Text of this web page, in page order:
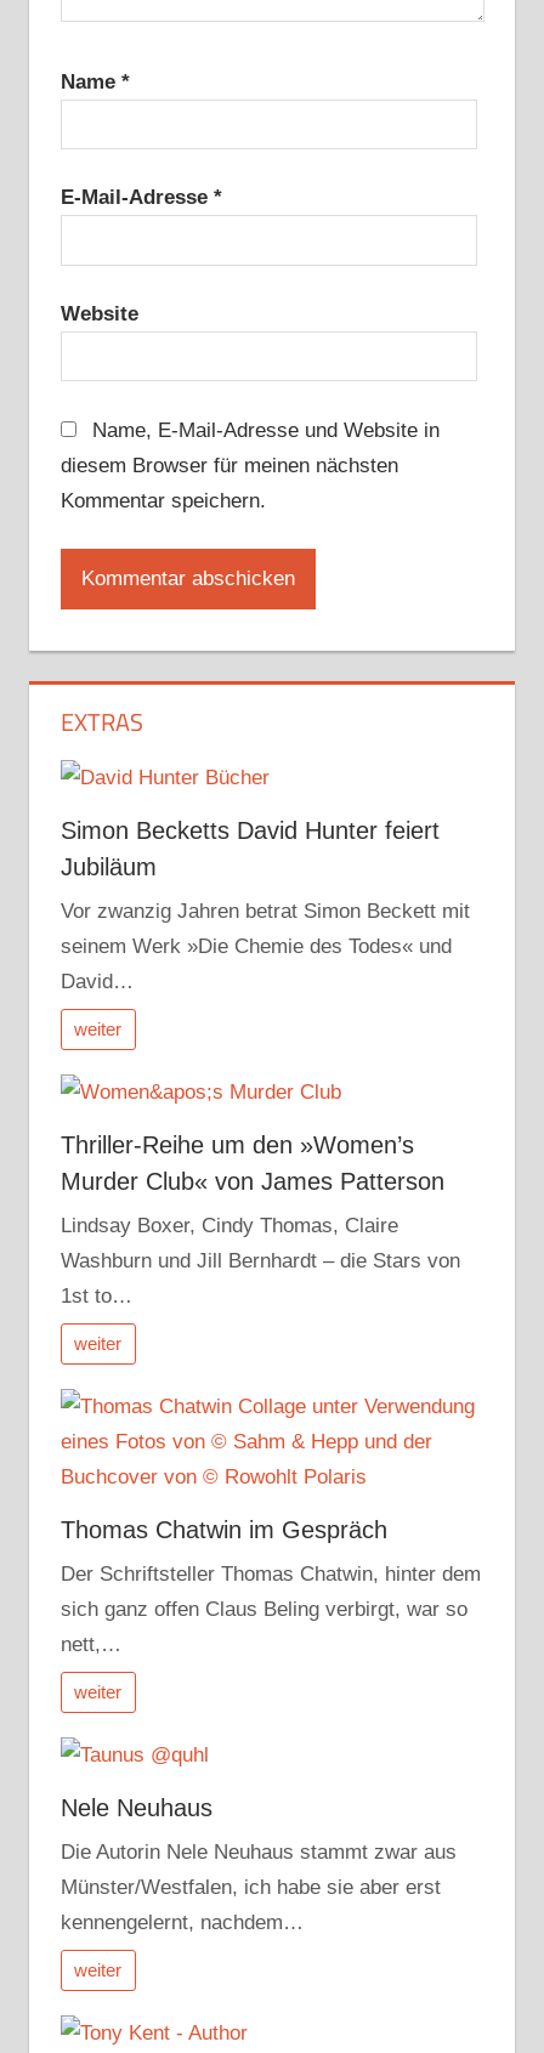
Name *
E-Mail-Adresse *
Website
Name, E-Mail-Adresse und Website in
diesem Browser für meinen nächsten
Kommentar speichern.
EXTRAS
Simon Becketts David Hunter feiert
Jubiläum
Vor zwanzig Jahren betrat Simon Beckett mit
seinem Werk »Die Chemie des Todes« und
David…
weiter
Thriller-Reihe um den »Women’s
Murder Club« von James Patterson
Lindsay Boxer, Cindy Thomas, Claire
Washburn und Jill Bernhardt – die Stars von
1st to…
weiter
Thomas Chatwin im Gespräch
Der Schriftsteller Thomas Chatwin, hinter dem
sich ganz offen Claus Beling verbirgt, war so
nett,…
weiter
Nele Neuhaus
Die Autorin Nele Neuhaus stammt zwar aus
Münster/Westfalen, ich habe sie aber erst
kennengelernt, nachdem…
weiter